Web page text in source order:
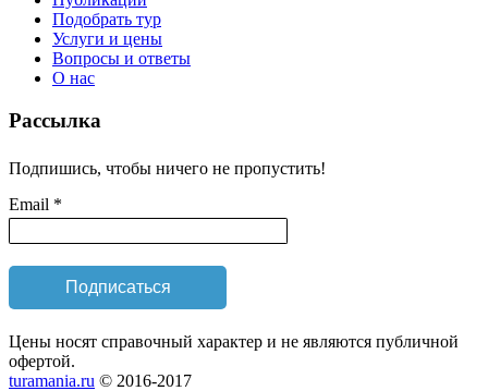
Подобрать тур
Услуги и цены
Вопросы и ответы
О нас
Рассылка
Подпишись, чтобы ничего не пропустить!
Email *
Цены носят справочный характер и не являются публичной
офертой.
turamania.ru © 2016-2017